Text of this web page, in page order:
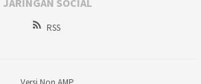
JARINGAN SOCIAL
RSS